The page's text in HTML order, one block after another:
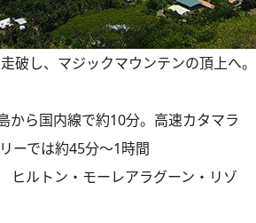
破し、マジックマウンテンの頂上へ。
ら国内線で約10分。高速カタマラ
ーでは約45分～1時間
ルトン・モーレアラグーン・リゾ